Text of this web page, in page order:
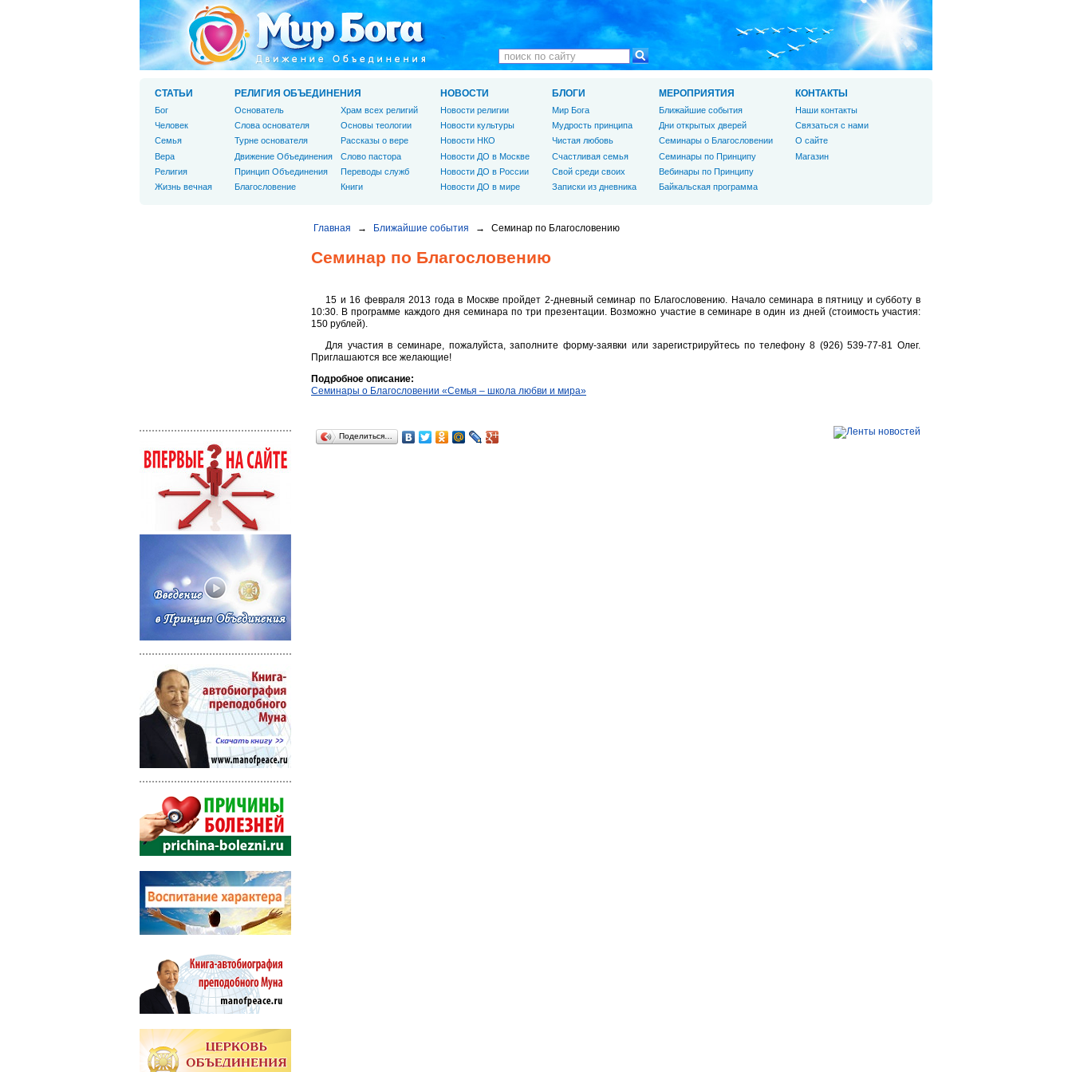
Главная → Ближайшие события → Семинар по Благословению
Семинар по Благословению
15 и 16 февраля 2013 года в Москве пройдет 2-дневный семинар по Благословению. Начало семинара в пятницу и субботу в
10:30. В программе каждого дня семинара по три презентации. Возможно участие в семинаре в один из дней (стоимость участия:
150 рублей).
Для участия в семинаре, пожалуйста, заполните форму-заявки или зарегистрируйтесь по телефону 8 (926) 539-77-81 Олег.
Приглашаются все желающие!
Подробное описание:
Семинары о Благословении «Семья – школа любви и мира»
Поделиться…
СТАТЬИ
Бог
Человек
Cемья
Вера
Религия
Жизнь вечная
РЕЛИГИЯ ОБЪЕДИНЕНИЯ
Основатель
Слова основателя
Турне основателя
Движение Объединения
Принцип Объединения
Благословение
Храм всех религий
Основы теологии
Рассказы о вере
Слово пастора
Переводы служб
Книги
НОВОСТИ
Новости религии
Новости культуры
Новости НКО
Новости ДО в Москве
Новости ДО в России
Новости ДО в мире
БЛОГИ
Мир Бога
Мудрость принципа
Чистая любовь
Счастливая семья
Свой среди своих
Записки из дневника
МЕРОПРИЯТИЯ
Ближайшие события
Дни открытых дверей
Семинары о Благословении
Семинары по Принципу
Вебинары по Принципу
Байкальская программа
КОНТАКТЫ
Наши контакты
Связаться с нами
О сайте
Магазин